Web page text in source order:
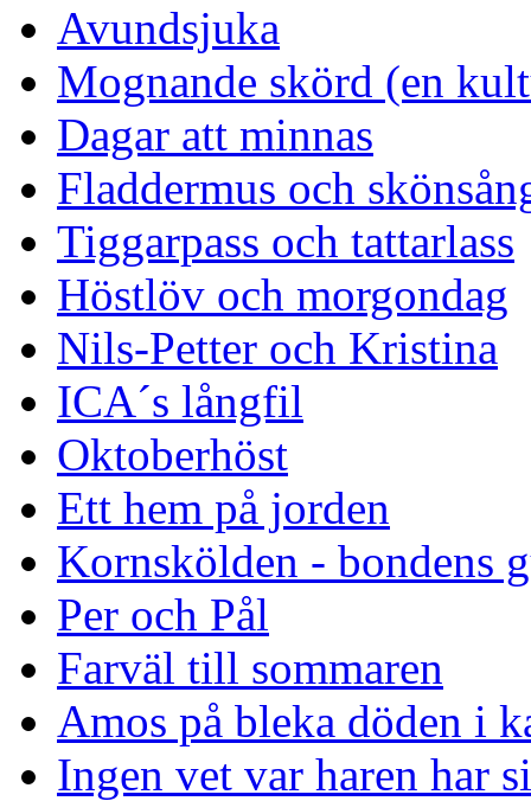
Avundsjuka
Mognande skörd (en
Dagar att minnas
Fladdermus och
Tiggarpass och tattarlass
Höstlöv och morgondag
Nils-Petter och Kristina
ICA´s långfil
Oktoberhöst
Ett hem på jorden
Kornskölden - bondens
Per och Pål
Farväl till sommaren
Amos på bleka döden i
Ingen vet var haren har